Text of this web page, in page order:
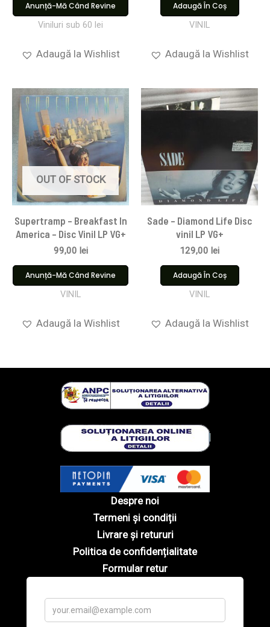
Anunță-Mă Când Revine
Viniluri sub 60 lei
Adaugă la Wishlist
Adaugă În Coș
VINIL
Adaugă la Wishlist
OUT OF STOCK
Supertramp – Breakfast In
America – Disc Vinil LP VG+
99,00 lei
Anunță-Mă Când Revine
VINIL
Adaugă la Wishlist
Sade – Diamond Life Disc
vinil LP VG+
129,00 lei
Adaugă În Coș
VINIL
Adaugă la Wishlist
Despre noi
Termeni și condiții
Livrare și retururi
Politica de confidențialitate
Formular retur